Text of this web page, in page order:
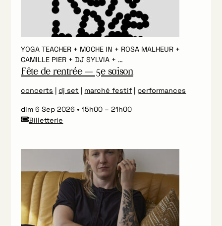
YOGA TEACHER + MOCHE IN + ROSA MALHEUR +
CAMILLE PIER + DJ SYLVIA + …
Fête de rentrée — 5e saison
concerts |dj set | marché festif | performances
dim 6 Sep 2026 15h00 –21h00
Billetterie